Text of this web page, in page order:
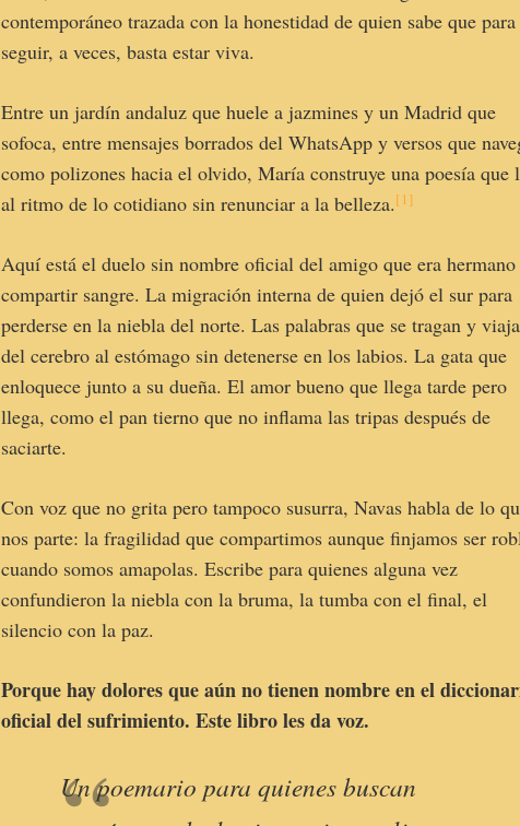
contemporáneo trazada con la honestidad de quien sabe que para
seguir, a veces, basta estar viva.
Entre un jardín andaluz que huele a jazmines y un Madrid que
sofoca, entre mensajes borrados del WhatsApp y versos que
como polizones hacia el olvido, María construye una poesía que
al ritmo de lo cotidiano sin renunciar a la belleza.[1]
Aquí está el duelo sin nombre oficial del amigo que era
compartir sangre. La migración interna de quien dejó el sur para
perderse en la niebla del norte. Las palabras que se tragan y
del cerebro al estómago sin detenerse en los labios. La gata que
enloquece junto a su dueña. El amor bueno que llega tarde pero
llega, como el pan tierno que no inflama las tripas después de
saciarte.
Con voz que no grita pero tampoco susurra, Navas habla de lo
nos parte: la fragilidad que compartimos aunque finjamos ser
cuando somos amapolas. Escribe para quienes alguna vez
confundieron la niebla con la bruma, la tumba con el final, el
silencio con la paz.
Porque hay dolores que aún no tienen nombre en el
oficial del sufrimiento. Este libro les da voz.
Un poemario para quienes buscan